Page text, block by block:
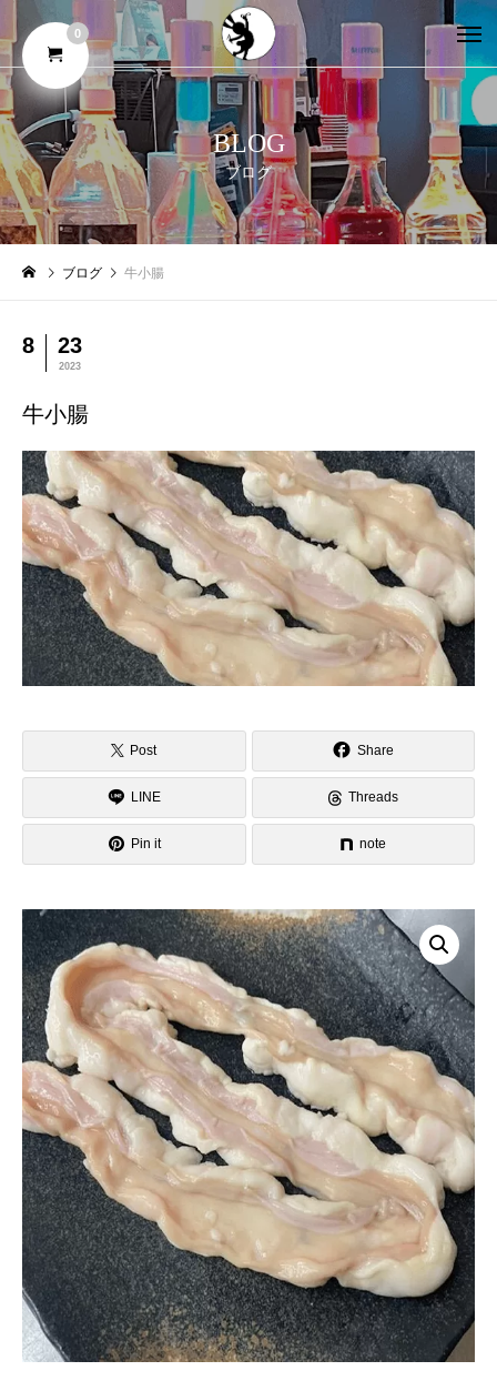
BLOG
ブログ
ブログ 牛小腸
8 23
2023
牛小腸
Post Share
LINE Threads
Pin it note
0